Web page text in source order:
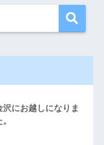
にお越しになりま